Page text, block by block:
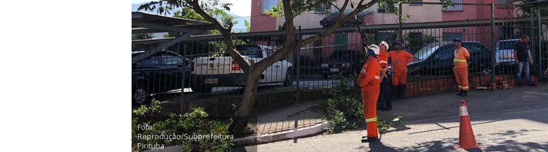
Foto:
Reprodução/Subprefeitura
Pirituba